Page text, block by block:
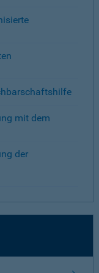
mit dem
der